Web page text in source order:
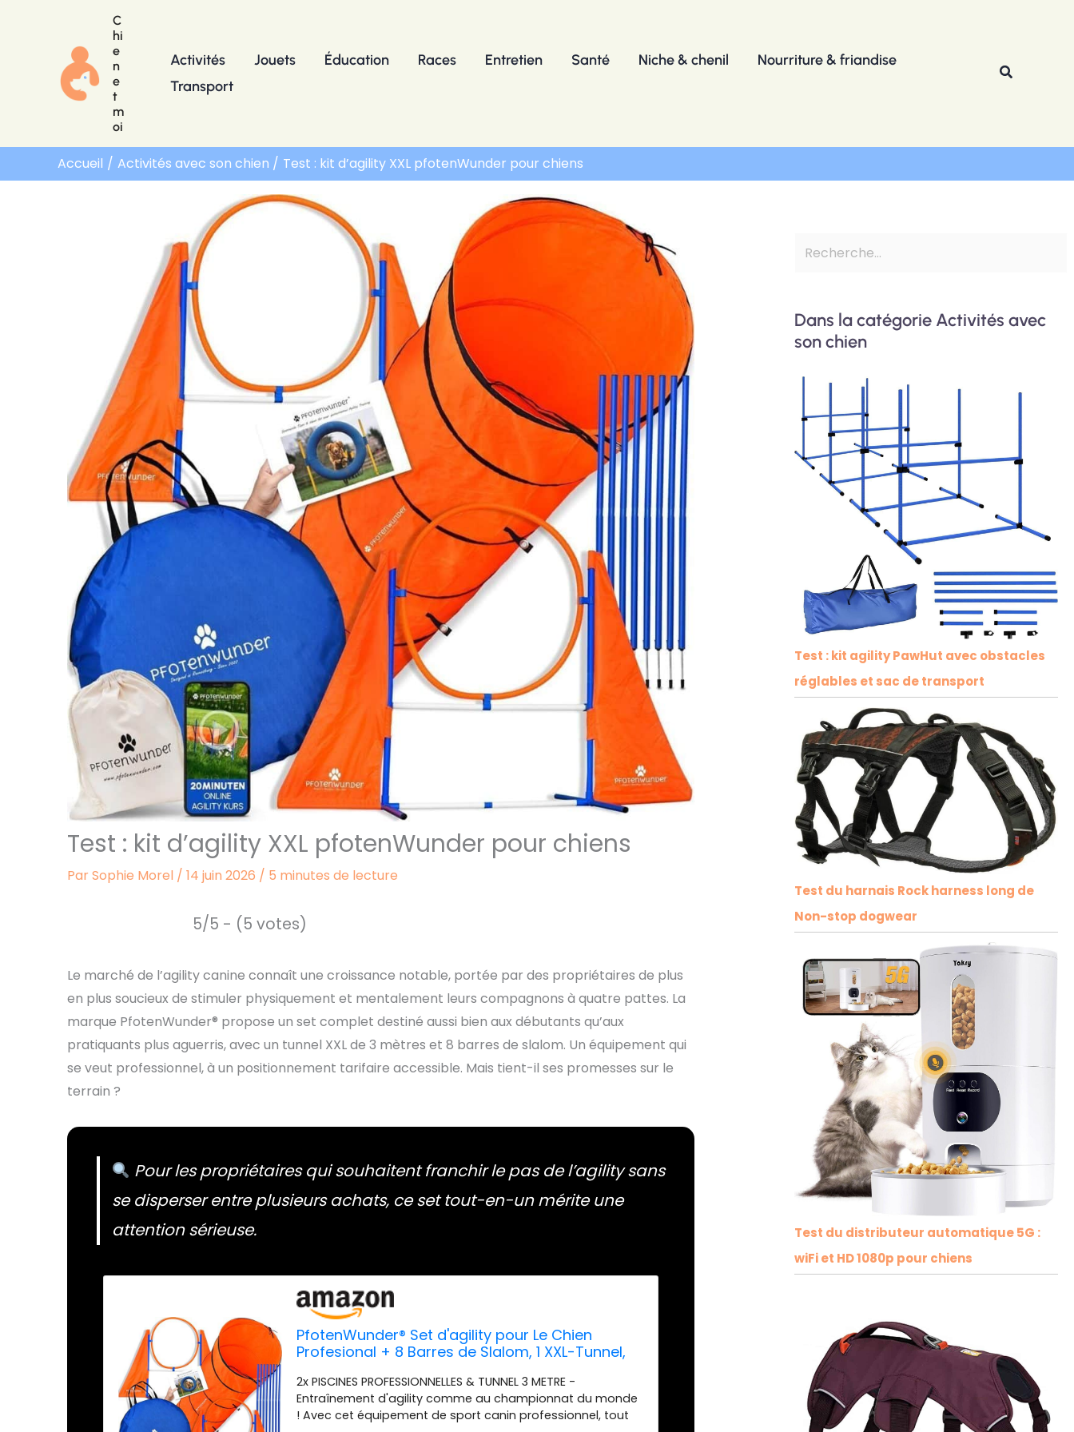
C
hi
e
n
e
t
m
oi
Activités Jouets Éducation Races Entretien Santé Niche & chenil
Nourriture & friandise
Transport
Accueil Activités avec son chien Test : kit d’agility XXL pfotenWunder pour chiens
Test : kit d’agility XXL pfotenWunder pour chiens
ParSophie Morel / 14 juin 2026 / 5 minutes de lecture
5/5 - (5 votes)
Le marché de l’agility canine connaît une croissance notable, portée par des propriétaires de plus
en plus soucieux de stimuler physiquement et mentalement leurs compagnons à quatre pattes. La
marque PfotenWunder® propose un set complet destiné aussi bien aux débutants qu’aux
pratiquants plus aguerris, avec un tunnel XXL de 3 mètres et 8 barres de slalom. Un équipement qui
se veut professionnel, à un positionnement tarifaire accessible. Mais tient-il ses promesses sur le
terrain ?
Pour les propriétaires qui souhaitent franchir le pas de l’agility sans
se disperser entre plusieurs achats, ce set tout-en-un mérite une
attention sérieuse.
PfotenWunder® Set d'agility pour Le Chien
Profesional + 8 Barres de Slalom, 1 XXL-Tunnel,
d'entraînement Jouets Parcours Sport Outils
d'agilité
2x PISCINES PROFESSIONNELLES & TUNNEL 3 METRE -
Entraînement d'agility comme au championnat du monde
! Avec cet équipement de sport canin professionnel, tout
c
Dans la catégorie Activités avec
son chien
Test : kit agility PawHut avec obstacles
réglables et sac de transport
Test du harnais Rock harness long de
Non-stop dogwear
Test du distributeur automatique 5G :
wiFi et HD 1080p pour chiens